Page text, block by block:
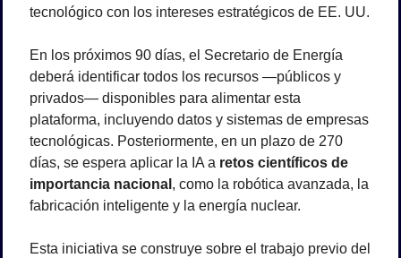
tecnológico con los intereses estratégicos de EE. UU.
En los próximos 90 días, el Secretario de Energía
deberá identificar todos los recursos —públicos y
privados— disponibles para alimentar esta
plataforma, incluyendo datos y sistemas de empresas
tecnológicas. Posteriormente, en un plazo de 270
días, se espera aplicar la IA a retos científicos de
importancia nacional , como la robótica avanzada, la
fabricación inteligente y la energía nuclear.